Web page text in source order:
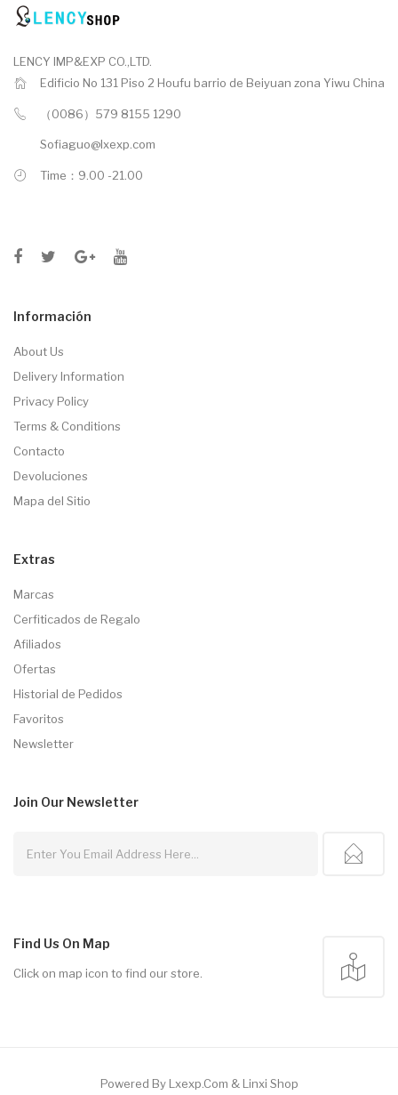
LENCY IMP&EXP CO.,LTD.
Edificio No 131 Piso 2 Houfu barrio de Beiyuan zona Yiwu China
（0086）579 8155 1290
Sofiaguo@lxexp.com
Time：9.00 -21.00
Información
About Us
Delivery Information
Privacy Policy
Terms & Conditions
Contacto
Devoluciones
Mapa del Sitio
Extras
Marcas
Cerfiticados de Regalo
Afiliados
Ofertas
Historial de Pedidos
Favoritos
Newsletter
Join Our Newsletter
Find Us On Map
Click on map icon to find our store.
Powered By Lxexp.com & Linxi Shop